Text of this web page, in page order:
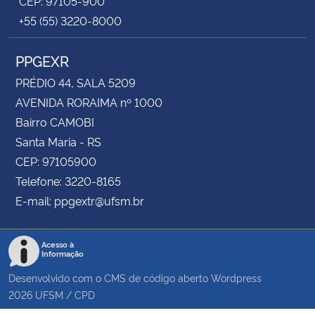
+55 (55) 3220-8000
PPGEXR
PRÉDIO 44, SALA 5209
AVENIDA RORAIMA nº 1000
Bairro CAMOBI
Santa Maria - RS
CEP: 97105900
Telefone: 3220-8165
E-mail: ppgextr@ufsm.br
Acesso à
Informação
Desenvolvido com o CMS de código aberto Wordpress
2026 UFSM / CPD